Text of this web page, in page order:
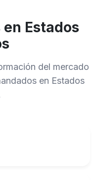
Estados
del mercado
en Estados